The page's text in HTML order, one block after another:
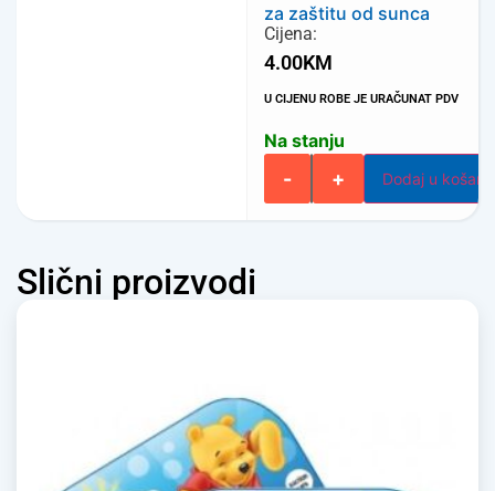
za zaštitu od sunca
Cijena:
4.00KM
U CIJENU ROBE JE URAČUNAT PDV
Na stanju
- + Dodaj u
Slični proizvodi